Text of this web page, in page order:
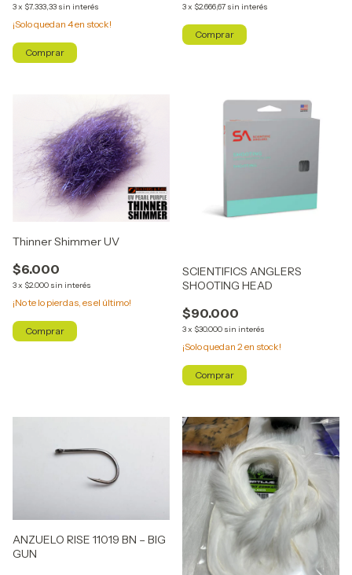
3x $7.333,33 sin interés
¡Solo quedan 4en stock!
Comprar
3x $2.666,67 sin interés
Comprar
Thinner Shimmer UV
$6.000
3x $2.000 sin interés
¡No te lo pierdas, es el último!
Comprar
SCIENTIFICS ANGLERS
SHOOTING HEAD
$90.000
3x $30.000 sin interés
¡Solo quedan 2en stock!
Comprar
ANZUELO RISE 11019 BN – BIG
GUN